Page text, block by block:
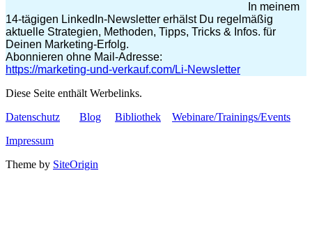
In meinem
14-tägigen LinkedIn-Newsletter erhälst Du regelmäßig
aktuelle Strategien, Methoden, Tipps, Tricks & Infos. für
Deinen Marketing-Erfolg.
Abonnieren ohne Mail-Adresse:
https://marketing-und-verkauf.com/Li-Newsletter
Diese Seite enthält Werbelinks.
Datenschutz
Blog Bibliothek
Webinare/Trainings/Events
Impressum
Theme by SiteOrigin